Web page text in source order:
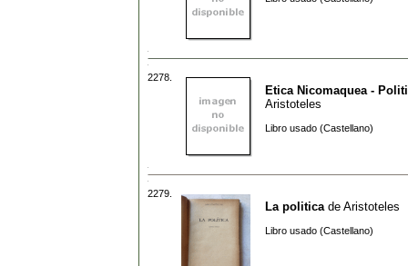
2278.
Etica Nicomaquea -
Aristoteles
Libro usado (Castellano)
2279.
La politica de Aristoteles
Libro usado (Castellano)